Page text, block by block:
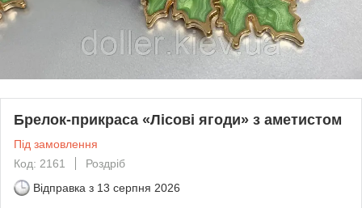
Брелок-прикраса «Лісові ягоди» з аметистом
Під замовлення
Код: 2161
Роздріб
Відправка з 13 серпня 2026